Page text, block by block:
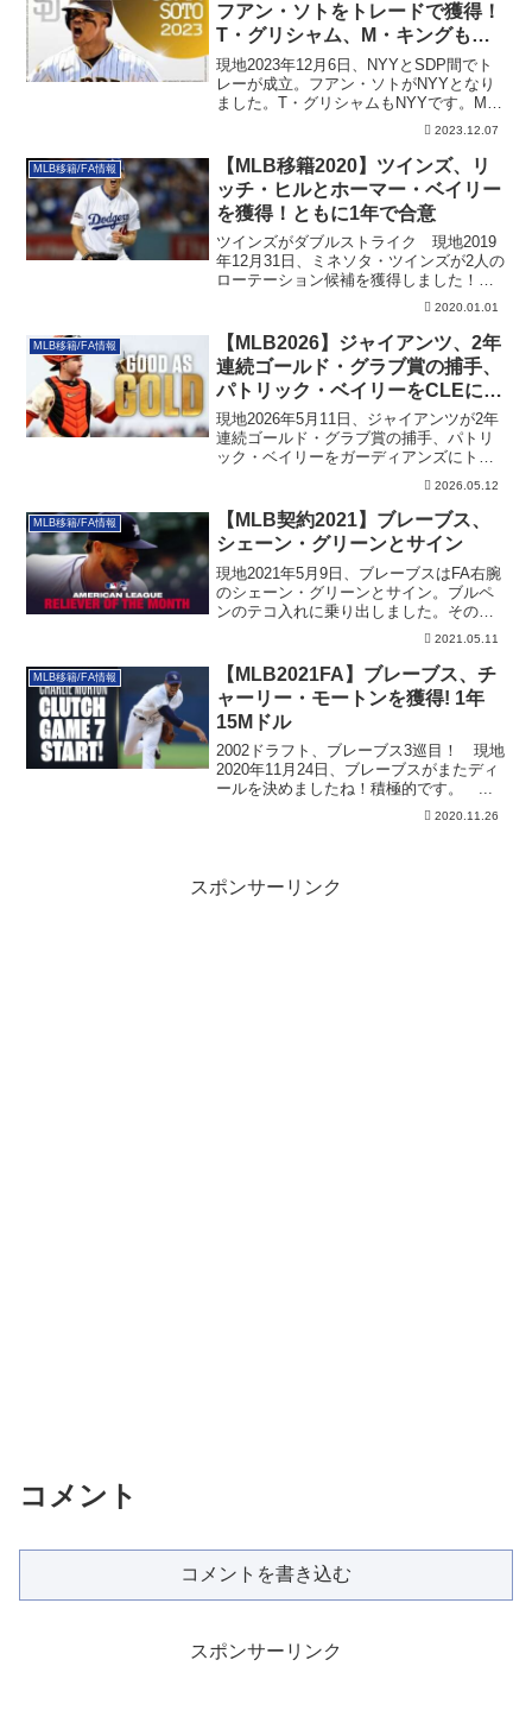
フアン・ソトをトレードで獲得！
T・グリシャム、M・キングも動
く大型トレード成立！
現地2023年12月6日、NYYとSDP間でト
レーが成立。フアン・ソトがNYYとなり
ました。T・グリシャムもNYYです。M・
2023.12.07
MLB移籍/FA情報
【MLB移籍2020】ツインズ、リ
ッチ・ヒルとホーマー・ベイリー
を獲得！ともに1年で合意
ツインズがダブルストライク 現地2019
年12月31日、ミネソタ・ツインズが2人の
ローテーション候補を獲得しました！し
2020.01.01
MLB移籍/FA情報
【MLB2026】ジャイアンツ、2年
連続ゴールド・グラブ賞の捕手、
パトリック・ベイリーをCLEにト
レード
現地2026年5月11日、ジャイアンツが2年
連続ゴールド・グラブ賞の捕手、パトリ
ック・ベイリーをガーディアンズにトレ
ード。その背景を含めた詳細です。2026.05.12
MLB移籍/FA情報
【MLB契約2021】ブレーブス、
シェーン・グリーンとサイン
現地2021年5月9日、ブレーブスはFA右腕
のシェーン・グリーンとサイン。ブルペ
ンのテコ入れに乗り出しました。その
他、2021年5月上旬のブレーブスのILの状
2021.05.11
MLB移籍/FA情報
【MLB2021FA】ブレーブス、チ
ャーリー・モートンを獲得! 1年
15Mドル
2002ドラフト、ブレーブス3巡目！ 現地
2020年11月24日、ブレーブスがまたディ
ールを決めましたね！積極的です。 ...
2020.11.26
スポンサーリンク
コメント
コメントを書き込む
スポンサーリンク